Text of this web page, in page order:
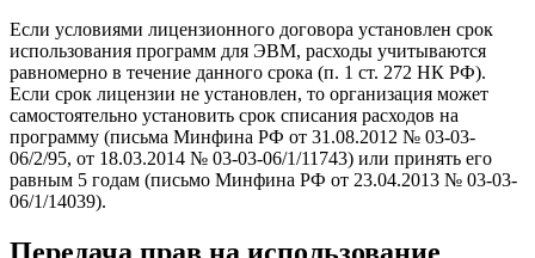
Если условиями лицензионного договора установлен срок
использования программ для ЭВМ, расходы учитываются
равномерно в течение данного срока (п. 1 ст. 272 НК РФ).
Если срок лицензии не установлен, то организация может
самостоятельно установить срок списания расходов на
программу (письма Минфина РФ от 31.08.2012 № 03-03-
06/2/95, от 18.03.2014 № 03-03-06/1/11743) или принять его
равным 5 годам (письмо Минфина РФ от 23.04.2013 № 03-03-
06/1/14039).
Передача прав на использование